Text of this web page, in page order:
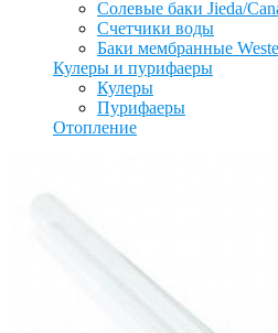
Солевые баки Jieda/
Счетчики воды
Баки мембранные
Кулеры и пурифаеры
Кулеры
Пурифаеры
Отопление